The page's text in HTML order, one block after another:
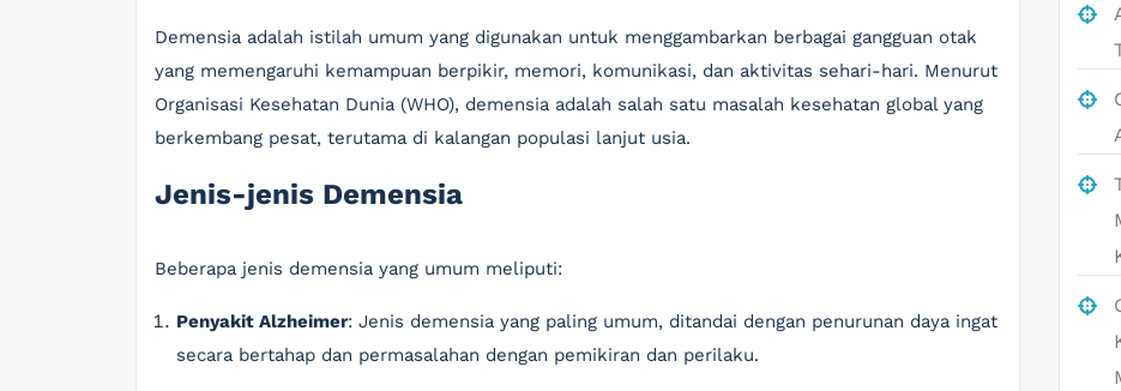
Demensia adalah istilah umum yang digunakan untuk menggambarkan berbagai gangguan otak
yang memengaruhi kemampuan berpikir, memori, komunikasi, dan aktivitas sehari-hari. Menurut
Organisasi Kesehatan Dunia (WHO), demensia adalah salah satu masalah kesehatan global yang
berkembang pesat, terutama di kalangan populasi lanjut usia.
Jenis-jenis Demensia
Beberapa jenis demensia yang umum meliputi:
Penyakit Alzheimer: Jenis demensia yang paling umum, ditandai dengan penurunan daya ingat
secara bertahap dan permasalahan dengan pemikiran dan perilaku.